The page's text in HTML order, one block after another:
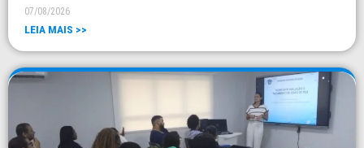
07/08/2026
LEIA MAIS >>